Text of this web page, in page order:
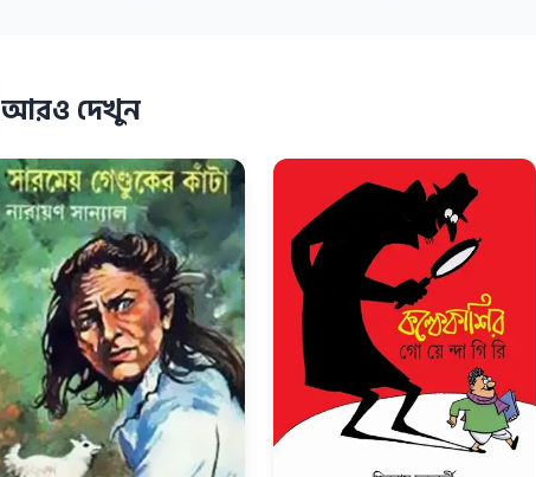
আরও দেখুন